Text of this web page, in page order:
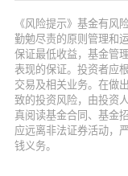
《风险提示》基金有风
勤勉尽责的原则管理和
保证最低收益，基金管
表现的保证。投资者应
交易及相关业务。在做
致的投资风险，由投资
真阅读基金合同、基金
应远离非法证券活动，
钱义务。